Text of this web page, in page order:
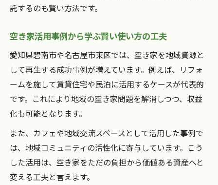
託するのも賢い方法です。
空き家活用事例から学ぶ賢い使い方の工夫
愛知県碧南市や名古屋市東区では、空き家を地域資源と
して再生する成功事例が増えています。例えば、リフォ
ームを施して賃貸住宅や民泊に活用するケースが代表的
です。これにより地域の空き家問題を解消しつつ、収益
化も可能となります。
また、カフェや地域交流スペースとして活用した事例で
は、地域コミュニティの活性化に寄与しています。こう
した活用は、空き家をただの負担から価値ある資産へと
変える工夫と言えます。